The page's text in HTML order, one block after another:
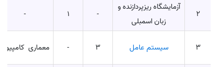
2
آزمایشگاه ریزپردازنده و
زبان اسمبلی
-
1
-
3 سیستم عامل 3
- معماری کامپیوتر